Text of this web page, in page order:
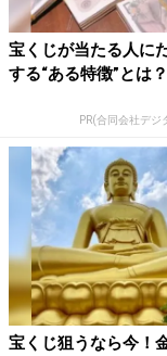
宝くじが当たる人に
する“ある特徴”とは？
PR(合同会社デジ
宝くじ狙うなら今！